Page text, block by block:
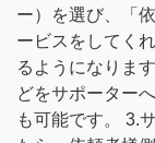
ー）を選び、「
ービスをしてく
るようになりま
どをサポーター
も可能です。 3.